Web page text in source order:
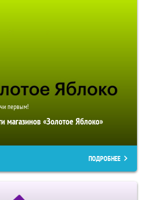
первым!
магазинов «Золотое Яблоко»
ПОДРОБНЕЕ